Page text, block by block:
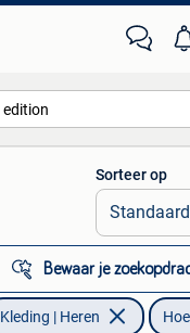
Alle afstanden…
Sorteer op
Bewaar je
Kleding | Heren